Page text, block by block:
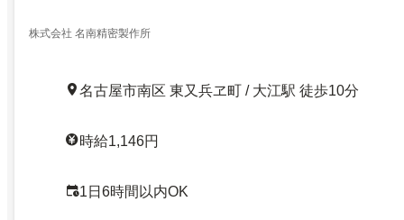
株式会社 名南精密製作所
名古屋市南区 東又兵ヱ町 / 大江駅 徒歩10分
時給1,146円
1日6時間以内OK